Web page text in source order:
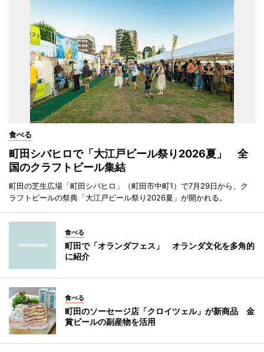
食べる
町田シバヒロで「大江戸ビール祭り2026夏」 全
国のクラフトビール集結
町田の芝生広場「町田シバヒロ」（町田市中町1）で7月29日から、ク
ラフトビールの祭典「大江戸ビール祭り2026夏」が開かれる。
食べる
町田で「オランダフェス」 オランダ文化を多角的
に紹介
食べる
町田のソーセージ店「クロイツェル」が新商品 金
賞ビールの副産物を活用